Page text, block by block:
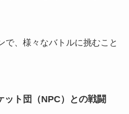
で、様々なバトルに挑むこと
ト団（NPC）との戦闘